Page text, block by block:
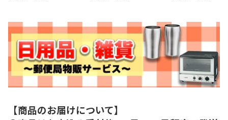
【商品のお届けについて】